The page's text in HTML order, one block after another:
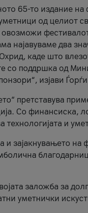
65-то издание
од целиот
најавуваме два
каде што
со поддршка од
изјави
претставува
Со финансиска,
технологијата и
зајакнувањето на
заложба за
уметнички